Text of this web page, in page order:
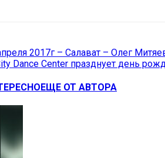
2017г – Салават – Олег
Dance Center празднует день
ЕЩЕ ОТ АВТОРА